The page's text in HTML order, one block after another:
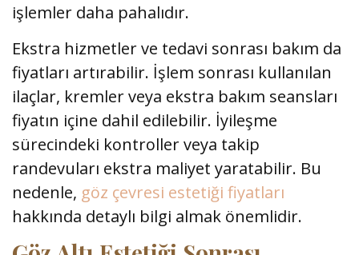
işlemler daha pahalıdır.
Ekstra hizmetler ve tedavi sonrası bakım da
fiyatları artırabilir. İşlem sonrası kullanılan
ilaçlar, kremler veya ekstra bakım seansları
fiyatın içine dahil edilebilir. İyileşme
sürecindeki kontroller veya takip
randevuları ekstra maliyet yaratabilir. Bu
nedenle, göz çevresi estetiği fiyatları
hakkında detaylı bilgi almak önemlidir.